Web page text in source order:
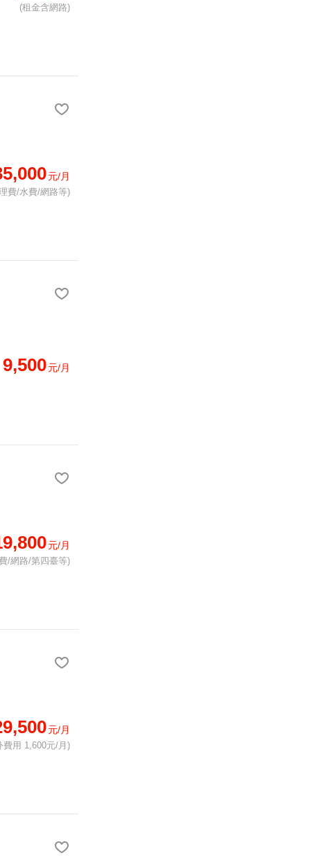
(租金含網路)
元/月
費/水費/網路等)
9,500元/月
元/月
/網路/第四臺等)
元/月
費用 1,600元/月)